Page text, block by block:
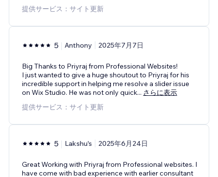
提供サービス：サイト更新
5 Anthony 2025年7月7日
Big Thanks to Priyraj from Professional Websites!
I just wanted to give a huge shoutout to Priyraj for his
incredible support in helping me resolve a slider issue
on Wix Studio. He was not only quick... さらに表示
提供サービス：サイト更新
5 Lakshu's 2025年6月24日
Great Working with Priyraj from Professional websites. I
have come with bad experience with earlier consultant